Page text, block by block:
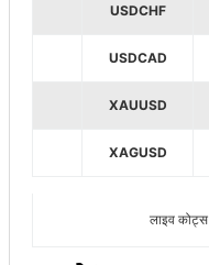
USDCHF
USDCAD
XAUUSD
XAGUSD
लाइव कोट्स